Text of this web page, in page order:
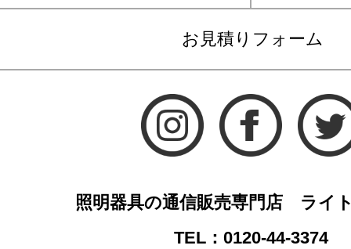
お見積りフォーム
照明器具の通信販売専門店 ライ
TEL：0120-44-3374